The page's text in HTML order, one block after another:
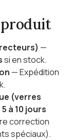
produit
—
si en stock.
— Expédition
(verres
5 à 10 jours
correction
spéciaux).